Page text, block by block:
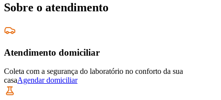
Sobre o atendimento
Atendimento domiciliar
Coleta com a segurança do laboratório no conforto da sua
casaAgendar domiciliar